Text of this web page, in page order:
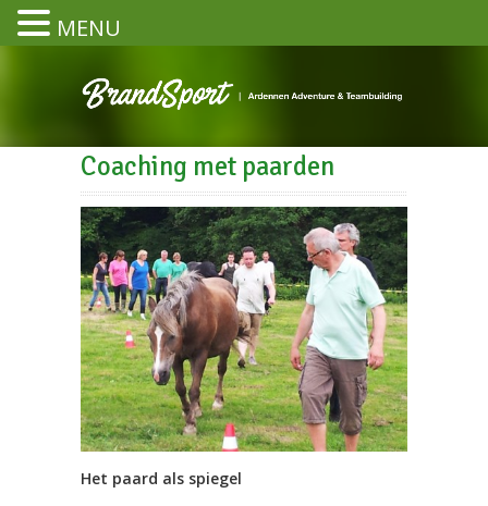
Coaching met paarden
Het paard als spiegel
MENU